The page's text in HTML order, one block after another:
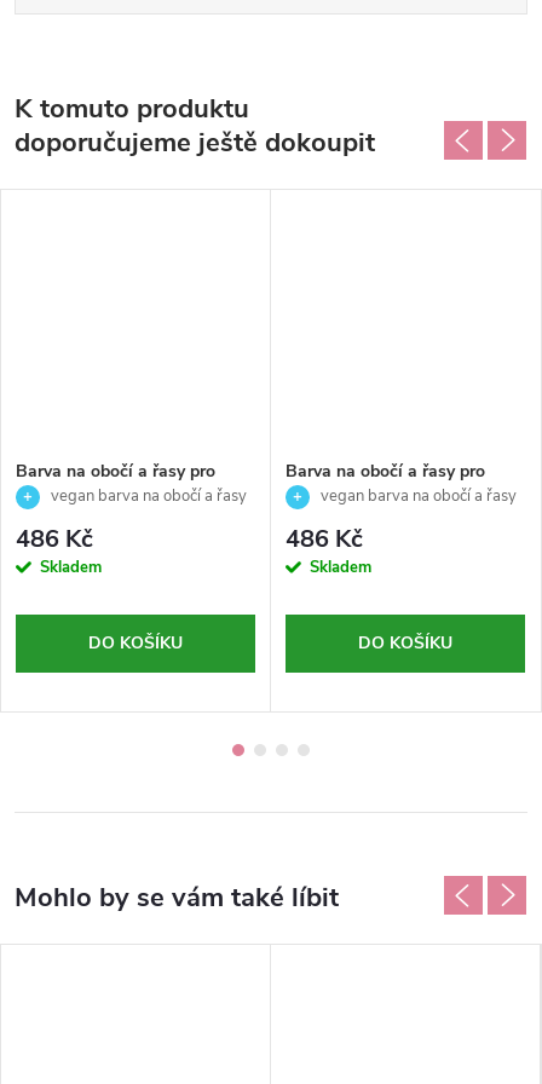
K tomuto produktu
doporučujeme ještě dokoupit
Barva na obočí a řasy pro
elegantní šedý odstín - WARM
vegan barva na obočí a řasy
486 Kč
Skladem
DO KOŠÍKU
Barva na obočí a řasy pro
přirozený hnědý odstín-
vegan barva na obočí a řasy
486 Kč
Skladem
DO KOŠÍKU